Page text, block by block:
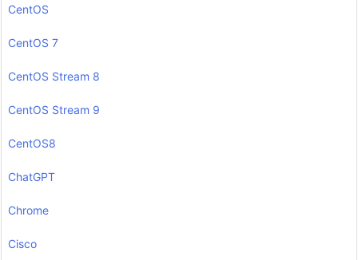
CentOS
CentOS 7
CentOS Stream 8
CentOS Stream 9
CentOS8
ChatGPT
Chrome
Cisco